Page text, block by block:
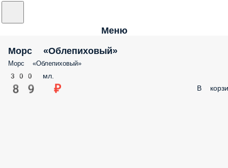
Меню
Морс «Облепиховый»
Морс «Облепиховый»
300 мл.
89 ₽ В